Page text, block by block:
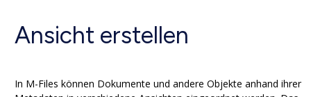
Ansicht erstellen
In M-Files können Dokumente und andere Objekte anhand ihrer